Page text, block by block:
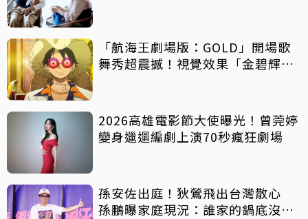
「航海王劇場版：GOLD」開場歌
舞秀超震撼！視覺效果「金碧輝
2026高雄電影節大使曝光！曾莞婷
變身邋遢編劇上演70秒瘋狂劇場
孫安佐出庭！狄鶯飛出台灣散心
孫鵬曝家庭現況：誰家的鍋底沒有